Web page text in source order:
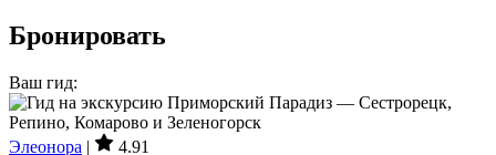
Бронировать
Ваш гид:
Элеонора |
4.91